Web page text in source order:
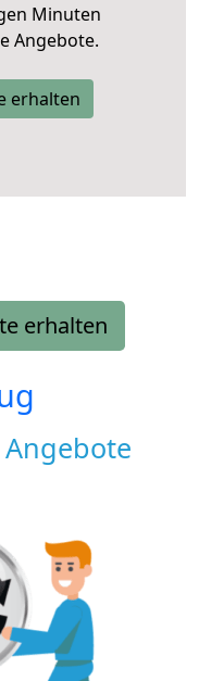
Minuten
Angebote.
erhalten
erhalten